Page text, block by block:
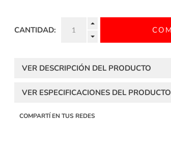
CANTIDAD:
VER DESCRIPCIÓN DEL PRODUCTO
VER ESPECIFICACIONES DEL PRODUCTO
COMPARTÍ EN TUS REDES